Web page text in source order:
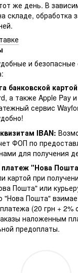
же день. В
складе, обработка
и
банковской
а также Apple Pay
сервис
IBAN:
ФОП по
для получения
"Нова
картой при
Пошта" или
"Нова Пошта"
(20 грн +
наложенным
предоплаты.